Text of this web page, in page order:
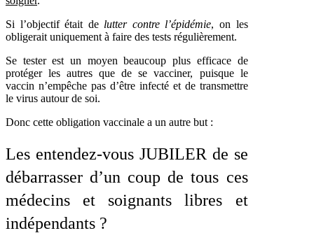
Si l’objectif était delutter contre l’épidémie, on les
obligerait uniquement à faire des tests régulièrement.
Se tester est un moyen beaucoup plus efficace de
protéger les autres que de se vacciner, puisque le
vaccin n’empêche pas d’être infecté et de transmettre
le virus autour de soi.
Donc cette obligation vaccinale a un autre but :
Les entendez-vous JUBILER de se
débarrasser d’un coup de tous ces
médecins et soignants libres et
indépendants ?